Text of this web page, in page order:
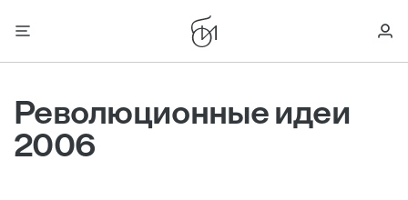
Революционные идеи
2006